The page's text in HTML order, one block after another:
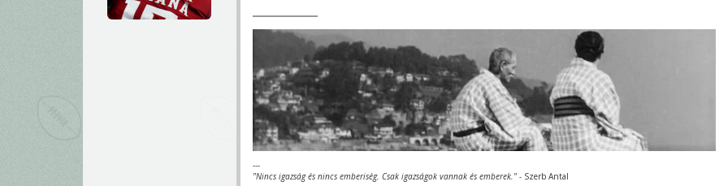
---
"Nincs igazság és nincs emberiség. Csak igazságok vannak és emberek." - Szerb Antal